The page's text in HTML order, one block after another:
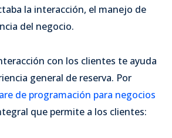
la interacción, el manejo de
del negocio.
con los clientes te ayuda
general de reserva. Por
de programación para negocios
que permite a los clientes: